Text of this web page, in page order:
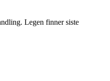
Legen finner siste